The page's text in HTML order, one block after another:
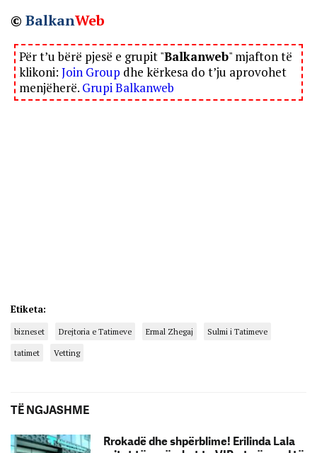
© BalkanWeb
Për t’u bërë pjesë e grupit "Balkanweb" mjafton të
klikoni: Join Group dhe kërkesa do t’ju aprovohet
menjëherë. Grupi Balkanweb
Etiketa:
bizneset Drejtoria e Tatimeve Ermal Zhegaj
Sulmi i Tatimeve
tatimet
Vetting
TË NGJASHME
Rrokadë dhe shpërblime! Erilinda Lala